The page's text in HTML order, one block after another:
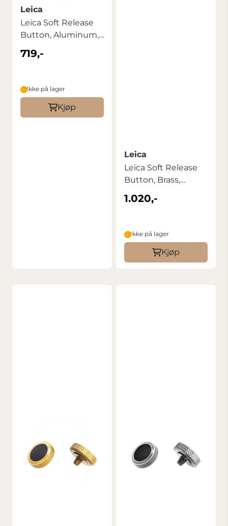
Leica
Leica Soft Release
Button, Aluminum,
Black
719,-
Ikke på lager
Kjøp
Leica
Leica Soft Release
Button, Brass,
Blasted Finish
1.020,-
Ikke på lager
Kjøp